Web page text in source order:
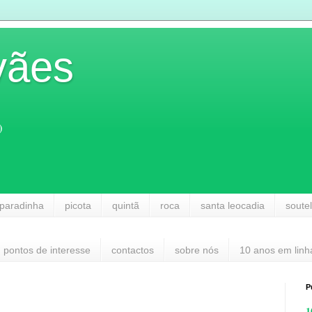
picota quintã roca santa leocadia
pontos de interesse contactos sobre nós 10 anos em